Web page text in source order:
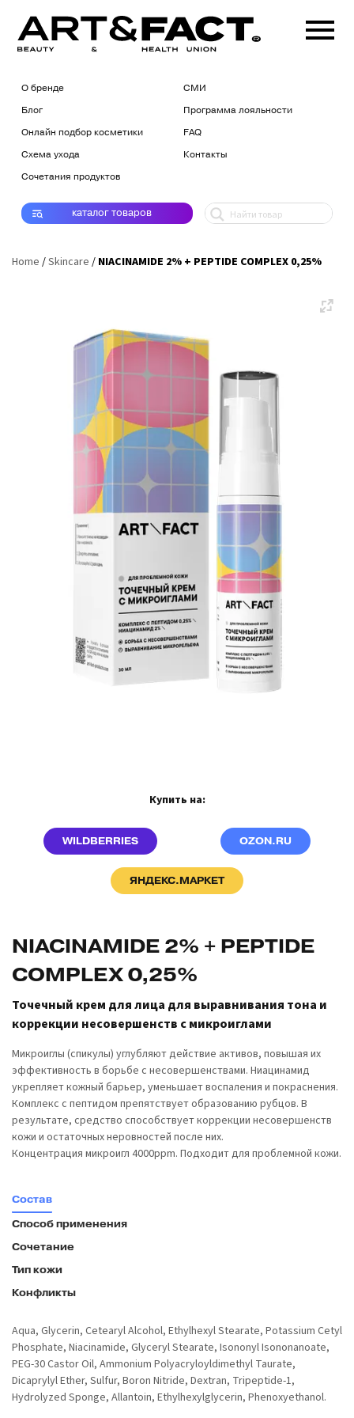
О бренде
Блог
Онлайн подбор косметики
Схема ухода
Сочетания продуктов
СМИ
Программа лояльности
FAQ
Контакты
каталогтоваров
Home /Skincare / NIACINAMIDE 2% + PEPTIDE COMPLEX 0,25%
Купить на:
WILDBERRIES OZON.RU
ЯНДЕКС.МАРКЕТ
NIACINAMIDE 2% + PEPTIDE
COMPLEX 0,25%
Точечный крем для лица для выравнивания тона и
коррекции несовершенств с микроиглами
Микроиглы (спикулы) углубляют действие активов, повышая их
эффективность в борьбе с несовершенствами. Ниацинамид
укрепляет кожный барьер, уменьшает воспаления и покраснения.
Комплекс с пептидом препятствует образованию рубцов. В
результате, средство способствует коррекции несовершенств
кожи и остаточных неровностей после них.
Концентрация микроигл 4000ppm. Подходит для проблемной кожи.
Состав
Способ применения
Сочетание
Тип кожи
Конфликты
Aqua, Glycerin, Cetearyl Alcohol, Ethylhexyl Stearate, Potassium Cetyl
Phosphate, Niacinamide, Glyceryl Stearate, Isononyl Isononanoate,
PEG-30 Castor Oil, Ammonium Polyacryloyldimethyl Taurate,
Dicaprylyl Ether, Sulfur, Boron Nitride, Dextran, Tripeptide-1,
Hydrolyzed Sponge, Allantoin, Ethylhexylglycerin, Phenoxyethanol.